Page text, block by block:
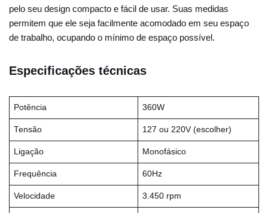
pelo seu design compacto e fácil de usar. Suas medidas
permitem que ele seja facilmente acomodado em seu espaço
de trabalho, ocupando o mínimo de espaço possível.
Especificações técnicas
Potência 360W
Tensão 127 ou 220V (escolher)
Ligação Monofásico
Frequência 60Hz
Velocidade 3.450 rpm